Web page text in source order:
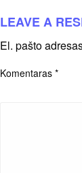
LEAVE A
El. pašto
Komentaras *